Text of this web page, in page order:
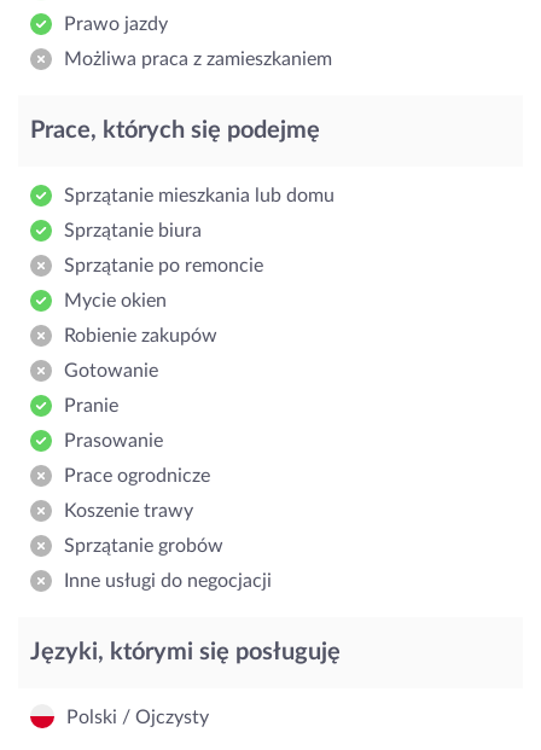
Prawo jazdy
Możliwa praca z zamieszkaniem
Prace, których się podejmę
Sprzątanie mieszkania lub domu
Sprzątanie biura
Sprzątanie po remoncie
Mycie okien
Robienie zakupów
Gotowanie
Pranie
Prasowanie
Prace ogrodnicze
Koszenie trawy
Sprzątanie grobów
Inne usługi do negocjacji
Języki, którymi się posługuję
Polski / Ojczysty